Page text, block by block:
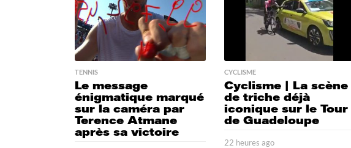
TENNIS
Le message
énigmatique marqué
sur la caméra par
Terence Atmane
après sa victoire
CYCLISME
Cyclisme | La scène
de triche déjà
iconique sur le Tour
de Guadeloupe
22 heures ago